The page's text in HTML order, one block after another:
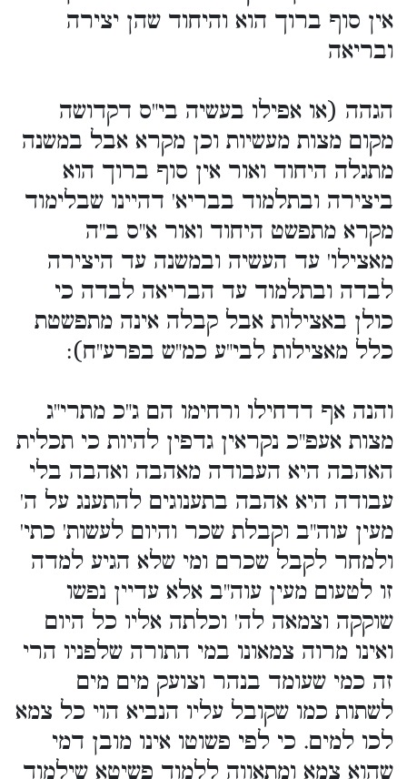
אין סוף ברוך הוא והיחוד שהן יצירה
ובריאה
הגהה (או אפילו בעשיה בי"ס דקדושה
מקום מצות מעשיות וכן מקרא אבל במשנה
מתגלה היחוד ואור אין סוף ברוך הוא
ביצירה ובתלמוד בבריא' דהיינו שבלימוד
מקרא מתפשט היחוד ואור א"ס ב"ה
מאצילו' עד העשיה ובמשנה עד היצירה
לבדה ובתלמוד עד הבריאה לבדה כי
כולן באצילות אבל קבלה אינה מתפשטת
כלל מאצילות לבי"ע כמ"ש בפרע"ח):
והנה אף דדחילו ורחימו הם ג"כ מתרי"ג
מצות אעפ"כ נקראין גדפין להיות כי תכלית
האהבה היא העבודה מאהבה ואהבה בלי
עבודה היא אהבה בתענוגים להתענג על ה'
מעין עוה"ב וקבלת שכר והיום לעשות' כתי'
ולמחר לקבל שכרם ומי שלא הגיע למדה
זו לטעום מעין עוה"ב אלא עדיין נפשו
שוקקה וצמאה לה' וכלתה אליו כל היום
ואינו מרוה צמאונו במי התורה שלפניו הרי
זה כמי שעומד בנהר וצועק מים מים
לשתות כמו שקובל עליו הנביא הוי כל צמא
לכו למים. כי לפי פשוטו אינו מובן דמי
שהוא צמא ומתאווה ללמוד פשיטא שילמוד